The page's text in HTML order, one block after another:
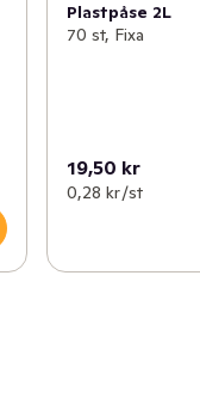
Plastpåse 2L
70 st, Fixa
19,50 kr
0,28 kr /st